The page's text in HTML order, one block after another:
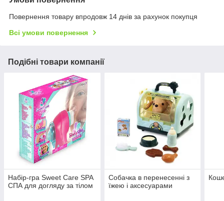
Повернення товару впродовж 14 днів за рахунок покупця
Всі умови повернення
Подібні товари компанії
Набір-гра Sweet Care SPA
СПА для догляду за тілом
Собачка в перенесенні з
їжею і аксесуарами